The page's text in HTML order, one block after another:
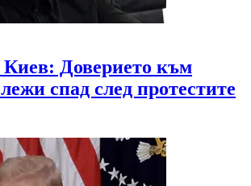
Киев: Доверието към
спад след протестите